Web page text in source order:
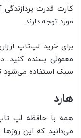
مورد توجه دارند.
برای خرید لپ‌تاپ
معمولی بسنده کنید.
سبک استفاده می‌شود
هارد
همه با حافظه لپ